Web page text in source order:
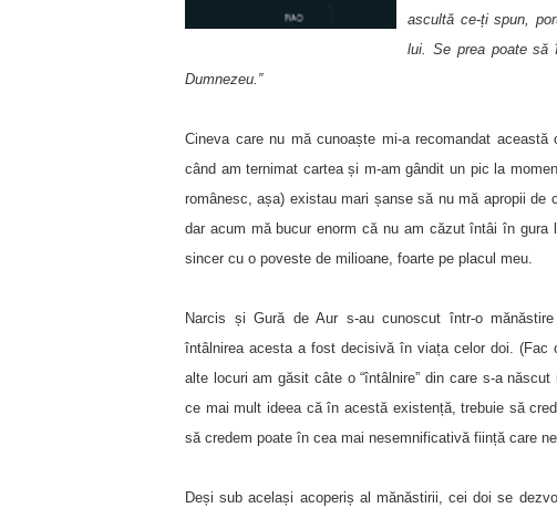
ascultă ce-ți spun,
lui. Se prea poate să
Dumnezeu.”
Cineva care nu mă cunoaște mi-a recomandat
când am ternimat cartea și m-am gândit un pic la
românesc, așa) existau mari șanse să nu mă apropii de
dar acum mă bucur enorm că nu am căzut întâi în gura
sincer cu o poveste de milioane, foarte pe placul meu.
Narcis și Gură de Aur s-au cunoscut într-o
întâlnirea acesta a fost decisivă în viața celor doi.
alte locuri am găsit câte o “întâlnire” din care s-a
ce mai mult ideea că în acestă existență, trebuie să
să credem poate în cea mai nesemnificativă ființă care
Deși sub același acoperiș al mănăstirii, cei doi se